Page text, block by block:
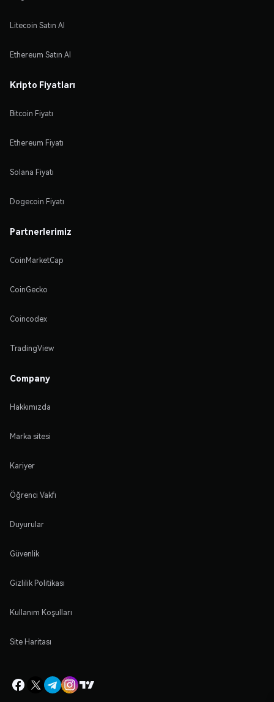
Litecoin Satın Al
Ethereum Satın Al
Kripto Fiyatları
Bitcoin Fiyatı
Ethereum Fiyatı
Solana Fiyatı
Dogecoin Fiyatı
Partnerlerimiz
CoinMarketCap
CoinGecko
Coincodex
TradingView
Company
Hakkımızda
Marka sitesi
Kariyer
Öğrenci Vakfı
Duyurular
Güvenlik
Gizlilik Politikası
Kullanım Koşulları
Site Haritası